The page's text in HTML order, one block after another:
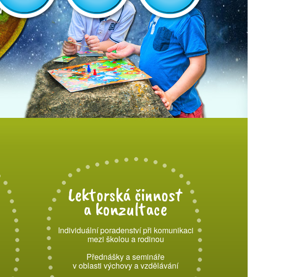
Lektorská činnost
a konzultace
Individuální poradenství při komunikaci
mezi školou a rodinou
Přednášky a semináře
v oblasti výchovy a vzdělávání